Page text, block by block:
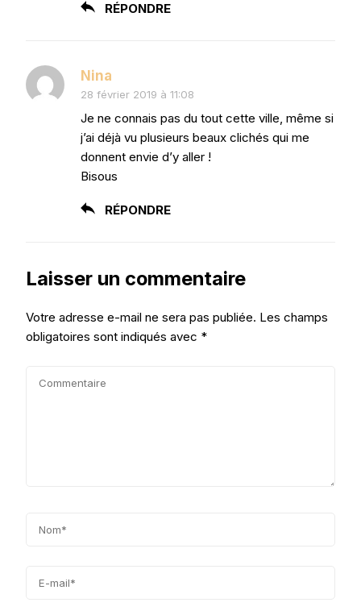
RÉPONDRE
Nina
28 février 2019 à 11:08
Je ne connais pas du tout cette ville, même si
j’ai déjà vu plusieurs beaux clichés qui me
donnent envie d’y aller !
Bisous
RÉPONDRE
Laisser un commentaire
Votre adresse e-mail ne sera pas publiée. Les champs
obligatoires sont indiqués avec *